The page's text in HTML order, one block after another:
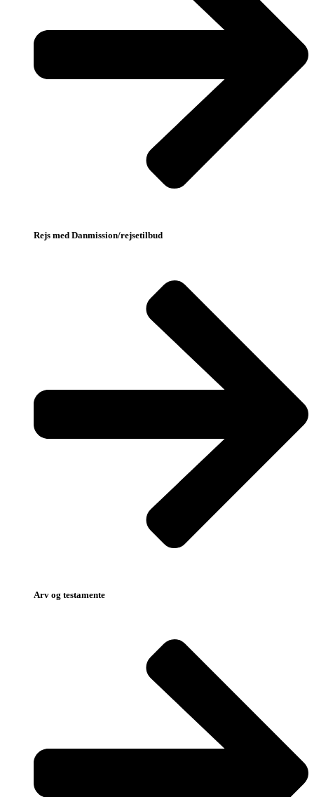
Rejs med Danmission/rejsetilbud
Arv og testamente